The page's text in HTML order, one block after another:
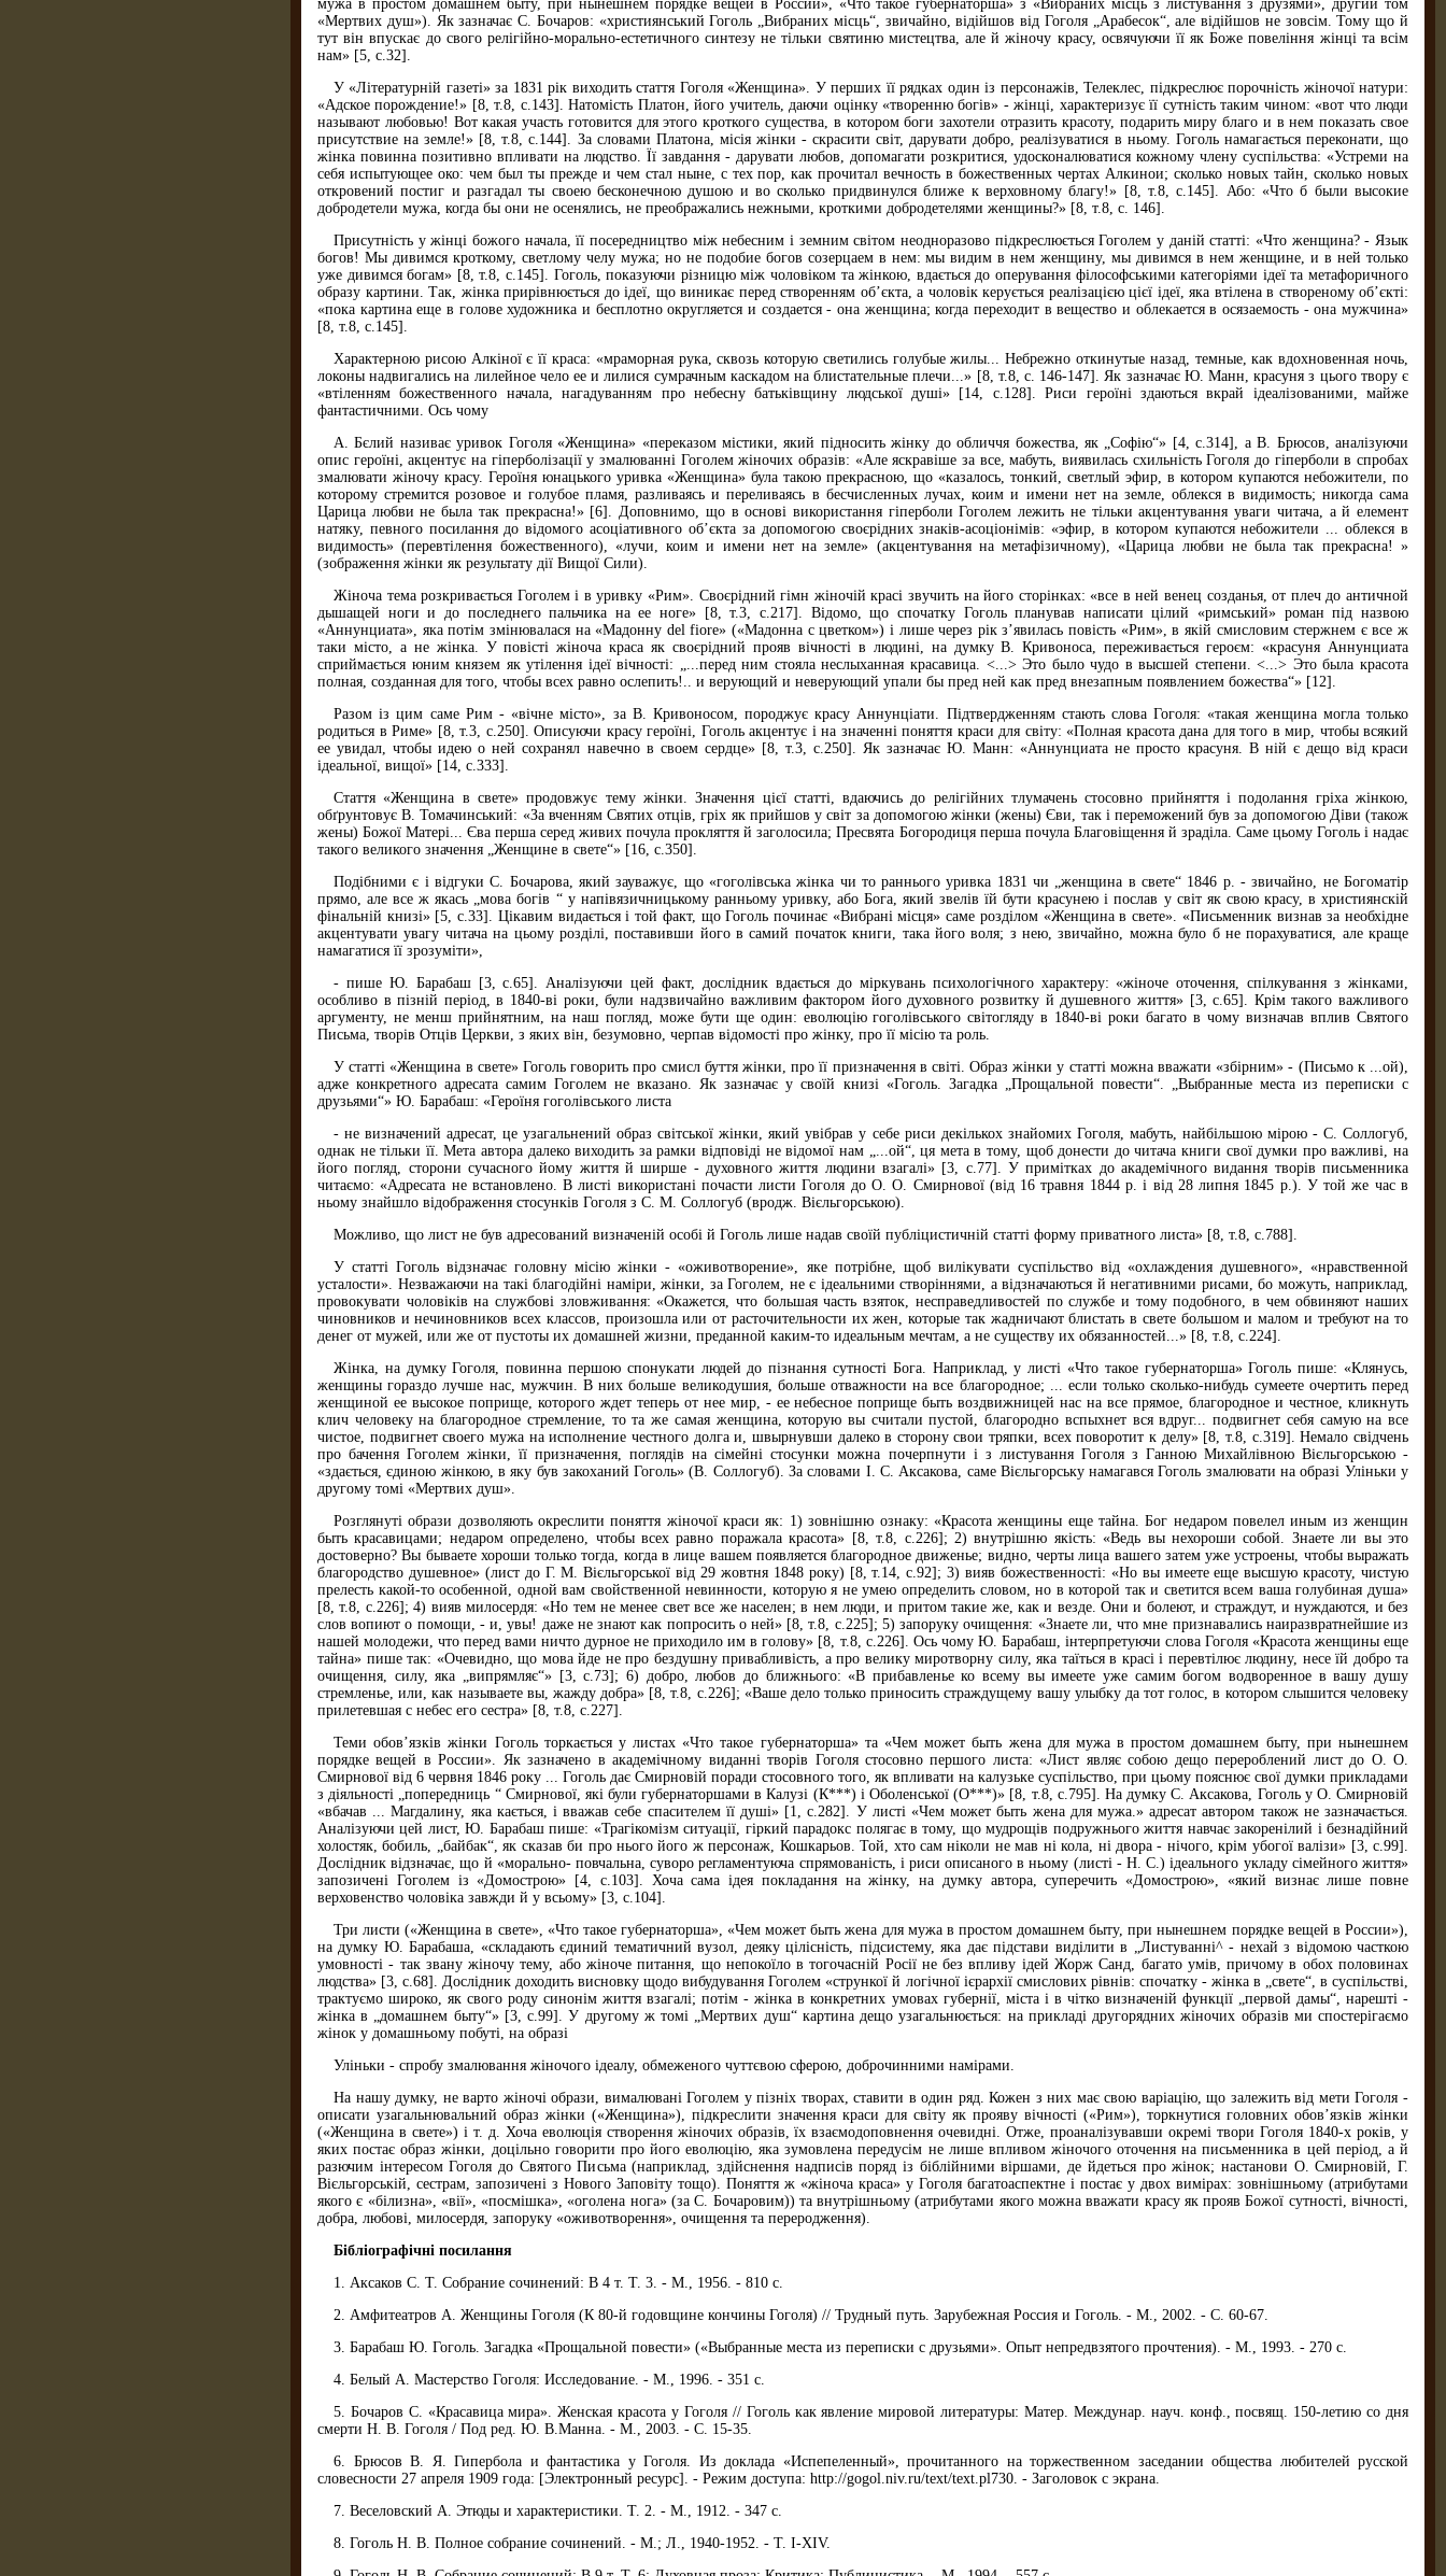
мужа в простом домашнем быту, при нынешнем порядке вещей в России», «Что такое губернаторша» з «Вибраних місць з листування з друзями», другий том
«Мертвих душ»). Як зазначає С. Бочаров: «християнський Гоголь „Вибраних місць“, звичайно, відійшов від Гоголя „Арабесок“, але відійшов не зовсім. Тому що й
тут він впускає до свого релігійно-морально-естетичного синтезу не тільки святиню мистецтва, але й жіночу красу, освячуючи її як Боже повеління жінці та всім
нам» [5, с.32].
У «Літературній газеті» за 1831 рік виходить стаття Гоголя «Женщина». У перших її рядках один із персонажів, Телеклес, підкреслює порочність жіночої натури:
«Адское порождение!» [8, т.8, с.143]. Натомість Платон, його учитель, даючи оцінку «творенню богів» - жінці, характеризує її сутність таким чином: «вот что люди
называют любовью! Вот какая участь готовится для этого кроткого существа, в котором боги захотели отразить красоту, подарить миру благо и в нем показать свое
присутствие на земле!» [8, т.8, с.144]. За словами Платона, місія жінки - скрасити світ, дарувати добро, реалізуватися в ньому. Гоголь намагається переконати, що
жінка повинна позитивно впливати на людство. Її завдання - дарувати любов, допомагати розкритися, удосконалюватися кожному члену суспільства: «Устреми на
себя испытующее око: чем был ты прежде и чем стал ныне, с тех пор, как прочитал вечность в божественных чертах Алкинои; сколько новых тайн, сколько новых
откровений постиг и разгадал ты своею бесконечною душою и во сколько придвинулся ближе к верховному благу!» [8, т.8, с.145]. Або: «Что б были высокие
добродетели мужа, когда бы они не осенялись, не преображались нежными, кроткими добродетелями женщины?» [8, т.8, с. 146].
Присутність у жінці божого начала, її посередництво між небесним і земним світом неодноразово підкреслюється Гоголем у даній статті: «Что женщина? - Язык
богов! Мы дивимся кроткому, светлому челу мужа; но не подобие богов созерцаем в нем: мы видим в нем женщину, мы дивимся в нем женщине, и в ней только
уже дивимся богам» [8, т.8, с.145]. Гоголь, показуючи різницю між чоловіком та жінкою, вдається до оперування філософськими категоріями ідеї та метафоричного
образу картини. Так, жінка прирівнюється до ідеї, що виникає перед створенням об’єкта, а чоловік керується реалізацією цієї ідеї, яка втілена в створеному об’єкті:
«пока картина еще в голове художника и бесплотно округляется и создается - она женщина; когда переходит в вещество и облекается в осязаемость - она мужчина»
[8, т.8, с.145].
Характерною рисою Алкіної є її краса: «мраморная рука, сквозь которую светились голубые жилы... Небрежно откинутые назад, темные, как вдохновенная ночь,
локоны надвигались на лилейное чело ее и лилися сумрачным каскадом на блистательные плечи...» [8, т.8, с. 146-147]. Як зазначає Ю. Манн, красуня з цього твору є
«втіленням божественного начала, нагадуванням про небесну батьківщину людської душі» [14, с.128]. Риси героїні здаються вкрай ідеалізованими, майже
фантастичними. Ось чому
А. Бєлий називає уривок Гоголя «Женщина» «переказом містики, який підносить жінку до обличчя божества, як „Софію“» [4, с.314], а В. Брюсов, аналізуючи
опис героїні, акцентує на гіперболізації у змалюванні Гоголем жіночих образів: «Але яскравіше за все, мабуть, виявилась схильність Гоголя до гіперболи в спробах
змалювати жіночу красу. Героїня юнацького уривка «Женщина» була такою прекрасною, що «казалось, тонкий, светлый эфир, в котором купаются небожители, по
которому стремится розовое и голубое пламя, разливаясь и переливаясь в бесчисленных лучах, коим и имени нет на земле, облекся в видимость; никогда сама
Царица любви не была так прекрасна!» [6]. Доповнимо, що в основі використання гіперболи Гоголем лежить не тільки акцентування уваги читача, а й елемент
натяку, певного посилання до відомого асоціативного об’єкта за допомогою своєрідних знаків-асоціонімів: «эфир, в котором купаются небожители ... облекся в
видимость» (перевтілення божественного), «лучи, коим и имени нет на земле» (акцентування на метафізичному), «Царица любви не была так прекрасна! »
(зображення жінки як результату дії Вищої Сили).
Жіноча тема розкривається Гоголем і в уривку «Рим». Своєрідний гімн жіночій красі звучить на його сторінках: «все в ней венец созданья, от плеч до античной
дышащей ноги и до последнего пальчика на ее ноге» [8, т.3, с.217]. Відомо, що спочатку Гоголь планував написати цілий «римський» роман під назвою
«Аннунциата», яка потім змінювалася на «Мадонну del fiore» («Мадонна с цветком») і лише через рік з’явилась повість «Рим», в якій смисловим стержнем є все ж
таки місто, а не жінка. У повісті жіноча краса як своєрідний прояв вічності в людині, на думку В. Кривоноса, переживається героєм: «красуня Аннунциата
сприймається юним князем як утілення ідеї вічності: „...перед ним стояла неслыханная красавица. <...> Это было чудо в высшей степени. <...> Это была красота
полная, созданная для того, чтобы всех равно ослепить!.. и верующий и неверующий упали бы пред ней как пред внезапным появлением божества“» [12].
Разом із цим саме Рим - «вічне місто», за В. Кривоносом, породжує красу Аннунціати. Підтвердженням стають слова Гоголя: «такая женщина могла только
родиться в Риме» [8, т.3, с.250]. Описуючи красу героїні, Гоголь акцентує і на значенні поняття краси для світу: «Полная красота дана для того в мир, чтобы всякий
ее увидал, чтобы идею о ней сохранял навечно в своем сердце» [8, т.3, с.250]. Як зазначає Ю. Манн: «Аннунциата не просто красуня. В ній є дещо від краси
ідеальної, вищої» [14, с.333].
Стаття «Женщина в свете» продовжує тему жінки. Значення цієї статті, вдаючись до релігійних тлумачень стосовно прийняття і подолання гріха жінкою,
обґрунтовує В. Томачинський: «За вченням Святих отців, гріх як прийшов у світ за допомогою жінки (жены) Єви, так і переможений був за допомогою Діви (також
жены) Божої Матері... Єва перша серед живих почула прокляття й заголосила; Пресвята Богородиця перша почула Благовіщення й зраділа. Саме цьому Гоголь і надає
такого великого значення „Женщине в свете“» [16, с.350].
Подібними є і відгуки С. Бочарова, який зауважує, що «гоголівська жінка чи то раннього уривка 1831 чи „женщина в свете“ 1846 р. - звичайно, не Богоматір
прямо, але все ж якась „мова богів “ у напівязичницькому ранньому уривку, або Бога, який звелів їй бути красунею і послав у світ як свою красу, в християнскій
фінальній книзі» [5, с.33]. Цікавим видається і той факт, що Гоголь починає «Вибрані місця» саме розділом «Женщина в свете». «Письменник визнав за необхідне
акцентувати увагу читача на цьому розділі, поставивши його в самий початок книги, така його воля; з нею, звичайно, можна було б не порахуватися, але краще
намагатися її зрозуміти»,
- пише Ю. Барабаш [3, с.65]. Аналізуючи цей факт, дослідник вдається до міркувань психологічного характеру: «жіноче оточення, спілкування з жінками,
особливо в пізній період, в 1840-ві роки, були надзвичайно важливим фактором його духовного розвитку й душевного життя» [3, с.65]. Крім такого важливого
аргументу, не менш прийнятним, на наш погляд, може бути ще один: еволюцію гоголівського світогляду в 1840-ві роки багато в чому визначав вплив Святого
Письма, творів Отців Церкви, з яких він, безумовно, черпав відомості про жінку, про її місію та роль.
У статті «Женщина в свете» Гоголь говорить про смисл буття жінки, про її призначення в світі. Образ жінки у статті можна вважати «збірним» - (Письмо к ...ой),
адже конкретного адресата самим Гоголем не вказано. Як зазначає у своїй книзі «Гоголь. Загадка „Прощальной повести“. „Выбранные места из переписки с
друзьями“» Ю. Барабаш: «Героїня гоголівського листа
- не визначений адресат, це узагальнений образ світської жінки, який увібрав у себе риси декількох знайомих Гоголя, мабуть, найбільшою мірою - С. Соллогуб,
однак не тільки її. Мета автора далеко виходить за рамки відповіді не відомої нам „...ой“, ця мета в тому, щоб донести до читача книги свої думки про важливі, на
його погляд, сторони сучасного йому життя й ширше - духовного життя людини взагалі» [3, с.77]. У примітках до академічного видання творів письменника
читаємо: «Адресата не встановлено. В листі використані почасти листи Гоголя до О. О. Смирнової (від 16 травня 1844 р. і від 28 липня 1845 р.). У той же час в
ньому знайшло відображення стосунків Гоголя з С. М. Соллогуб (вродж. Вієльгорською).
Можливо, що лист не був адресований визначеній особі й Гоголь лише надав своїй публіцистичній статті форму приватного листа» [8, т.8, с.788].
У статті Гоголь відзначає головну місію жінки - «оживотворение», яке потрібне, щоб вилікувати суспільство від «охлаждения душевного», «нравственной
усталости». Незважаючи на такі благодійні наміри, жінки, за Гоголем, не є ідеальними створіннями, а відзначаються й негативними рисами, бо можуть, наприклад,
провокувати чоловіків на службові зловживання: «Окажется, что большая часть взяток, несправедливостей по службе и тому подобного, в чем обвиняют наших
чиновников и нечиновников всех классов, произошла или от расточительности их жен, которые так жадничают блистать в свете большом и малом и требуют на то
денег от мужей, или же от пустоты их домашней жизни, преданной каким-то идеальным мечтам, а не существу их обязанностей...» [8, т.8, с.224].
Жінка, на думку Гоголя, повинна першою спонукати людей до пізнання сутності Бога. Наприклад, у листі «Что такое губернаторша» Гоголь пише: «Клянусь,
женщины гораздо лучше нас, мужчин. В них больше великодушия, больше отважности на все благородное; ... если только сколько-нибудь сумеете очертить перед
женщиной ее высокое поприще, которого ждет теперь от нее мир, - ее небесное поприще быть воздвижницей нас на все прямое, благородное и честное, кликнуть
клич человеку на благородное стремление, то та же самая женщина, которую вы считали пустой, благородно вспыхнет вся вдруг... подвигнет себя самую на все
чистое, подвигнет своего мужа на исполнение честного долга и, швырнувши далеко в сторону свои тряпки, всех поворотит к делу» [8, т.8, с.319]. Немало свідчень
про бачення Гоголем жінки, її призначення, поглядів на сімейні стосунки можна почерпнути і з листування Гоголя з Ганною Михайлівною Вієльгорською -
«здається, єдиною жінкою, в яку був закоханий Гоголь» (В. Соллогуб). За словами І. С. Аксакова, саме Вієльгорську намагався Гоголь змалювати на образі Уліньки у
другому томі «Мертвих душ».
Розглянуті образи дозволяють окреслити поняття жіночої краси як: 1) зовнішню ознаку: «Красота женщины еще тайна. Бог недаром повелел иным из женщин
быть красавицами; недаром определено, чтобы всех равно поражала красота» [8, т.8, с.226]; 2) внутрішню якість: «Ведь вы нехороши собой. Знаете ли вы это
достоверно? Вы бываете хороши только тогда, когда в лице вашем появляется благородное движенье; видно, черты лица вашего затем уже устроены, чтобы выражать
благородство душевное» (лист до Г. М. Вієльгорської від 29 жовтня 1848 року) [8, т.14, с.92]; 3) вияв божественності: «Но вы имеете еще высшую красоту, чистую
прелесть какой-то особенной, одной вам свойственной невинности, которую я не умею определить словом, но в которой так и светится всем ваша голубиная душа»
[8, т.8, с.226]; 4) вияв милосердя: «Но тем не менее свет все же населен; в нем люди, и притом такие же, как и везде. Они и болеют, и страждут, и нуждаются, и без
слов вопиют о помощи, - и, увы! даже не знают как попросить о ней» [8, т.8, с.225]; 5) запоруку очищення: «Знаете ли, что мне признавались наиразвратнейшие из
нашей молодежи, что перед вами ничто дурное не приходило им в голову» [8, т.8, с.226]. Ось чому Ю. Барабаш, інтерпретуючи слова Гоголя «Красота женщины еще
тайна» пише так: «Очевидно, що мова йде не про бездушну привабливість, а про велику миротворну силу, яка таїться в красі і перевтілює людину, несе їй добро та
очищення, силу, яка „випрямляє“» [3, с.73]; 6) добро, любов до ближнього: «В прибавленье ко всему вы имеете уже самим богом водворенное в вашу душу
стремленье, или, как называете вы, жажду добра» [8, т.8, с.226]; «Ваше дело только приносить страждущему вашу улыбку да тот голос, в котором слышится человеку
прилетевшая с небес его сестра» [8, т.8, с.227].
Теми обов’язків жінки Гоголь торкається у листах «Что такое губернаторша» та «Чем может быть жена для мужа в простом домашнем быту, при нынешнем
порядке вещей в России». Як зазначено в академічному виданні творів Гоголя стосовно першого листа: «Лист являє собою дещо перероблений лист до О. О.
Смирнової від 6 червня 1846 року ... Гоголь дає Смирновій поради стосовного того, як впливати на калузьке суспільство, при цьому пояснює свої думки прикладами
з діяльності „попередниць “ Смирнової, які були губернаторшами в Калузі (К***) і Оболенської (О***)» [8, т.8, с.795]. На думку С. Аксакова, Гоголь у О. Смирновій
«вбачав ... Магдалину, яка кається, і вважав себе спасителем її душі» [1, с.282]. У листі «Чем может быть жена для мужа.» адресат автором також не зазначається.
Аналізуючи цей лист, Ю. Барабаш пише: «Трагікомізм ситуації, гіркий парадокс полягає в тому, що мудрощів подружнього життя навчає закоренілий і безнадійний
холостяк, бобиль, „байбак“, як сказав би про нього його ж персонаж, Кошкарьов. Той, хто сам ніколи не мав ні кола, ні двора - нічого, крім убогої валізи» [3, с.99].
Дослідник відзначає, що й «морально- повчальна, суворо регламентуюча спрямованість, і риси описаного в ньому (листі - Н. С.) ідеального укладу сімейного життя»
запозичені Гоголем із «Домострою» [4, с.103]. Хоча сама ідея покладання на жінку, на думку автора, суперечить «Домострою», «який визнає лише повне
верховенство чоловіка завжди й у всьому» [3, с.104].
Три листи («Женщина в свете», «Что такое губернаторша», «Чем может быть жена для мужа в простом домашнем быту, при нынешнем порядке вещей в России»),
на думку Ю. Барабаша, «складають єдиний тематичний вузол, деяку цілісність, підсистему, яка дає підстави виділити в „Листуванні^ - нехай з відомою часткою
умовності - так звану жіночу тему, або жіноче питання, що непокоїло в тогочасній Росії не без впливу ідей Жорж Санд, багато умів, причому в обох половинах
людства» [3, с.68]. Дослідник доходить висновку щодо вибудування Гоголем «стрункої й логічної ієрархії смислових рівнів: спочатку - жінка в „свете“, в суспільстві,
трактуємо широко, як свого роду синонім життя взагалі; потім - жінка в конкретних умовах губернії, міста і в чітко визначеній функції „первой дамы“, нарешті -
жінка в „домашнем быту“» [3, с.99]. У другому ж томі „Мертвих душ“ картина дещо узагальнюється: на прикладі другорядних жіночих образів ми спостерігаємо
жінок у домашньому побуті, на образі
Уліньки - спробу змалювання жіночого ідеалу, обмеженого чуттєвою сферою, доброчинними намірами.
На нашу думку, не варто жіночі образи, вималювані Гоголем у пізніх творах, ставити в один ряд. Кожен з них має свою варіацію, що залежить від мети Гоголя -
описати узагальнювальний образ жінки («Женщина»), підкреслити значення краси для світу як прояву вічності («Рим»), торкнутися головних обов’язків жінки
(«Женщина в свете») і т. д. Хоча еволюція створення жіночих образів, їх взаємодоповнення очевидні. Отже, проаналізувавши окремі твори Гоголя 1840-х років, у
яких постає образ жінки, доцільно говорити про його еволюцію, яка зумовлена передусім не лише впливом жіночого оточення на письменника в цей період, а й
разючим інтересом Гоголя до Святого Письма (наприклад, здійснення надписів поряд із біблійними віршами, де йдеться про жінок; настанови О. Смирновій, Г.
Вієльгорській, сестрам, запозичені з Нового Заповіту тощо). Поняття ж «жіноча краса» у Гоголя багатоаспектне і постає у двох вимірах: зовнішньому (атрибутами
якого є «білизна», «вії», «посмішка», «оголена нога» (за С. Бочаровим)) та внутрішньому (атрибутами якого можна вважати красу як прояв Божої сутності, вічності,
добра, любові, милосердя, запоруку «оживотворення», очищення та переродження).
Бібліографічні посилання
1. Аксаков С. Т. Собрание сочинений: В 4 т. Т. 3. - М., 1956. - 810 с.
2. Амфитеатров А. Женщины Гоголя (К 80-й годовщине кончины Гоголя) // Трудный путь. Зарубежная Россия и Гоголь. - М., 2002. - С. 60-67.
3. Барабаш Ю. Гоголь. Загадка «Прощальной повести» («Выбранные места из переписки с друзьями». Опыт непредвзятого прочтения). - М., 1993. - 270 с.
4. Белый А. Мастерство Гоголя: Исследование. - М., 1996. - 351 с.
5. Бочаров С. «Красавица мира». Женская красота у Гоголя // Гоголь как явление мировой литературы: Матер. Междунар. науч. конф., посвящ. 150-летию со дня
смерти Н. В. Гоголя / Под ред. Ю. В.Манна. - М., 2003. - С. 15-35.
6. Брюсов В. Я. Гипербола и фантастика у Гоголя. Из доклада «Испепеленный», прочитанного на торжественном заседании общества любителей русской
словесности 27 апреля 1909 года: [Электронный ресурс]. - Режим доступа: http://gogol.niv.ru/text/text.pl730. - Заголовок с экрана.
7. Веселовский А. Этюды и характеристики. Т. 2. - М., 1912. - 347 с.
8. Гоголь Н. В. Полное собрание сочинений. - М.; Л., 1940-1952. - Т. I-XIV.